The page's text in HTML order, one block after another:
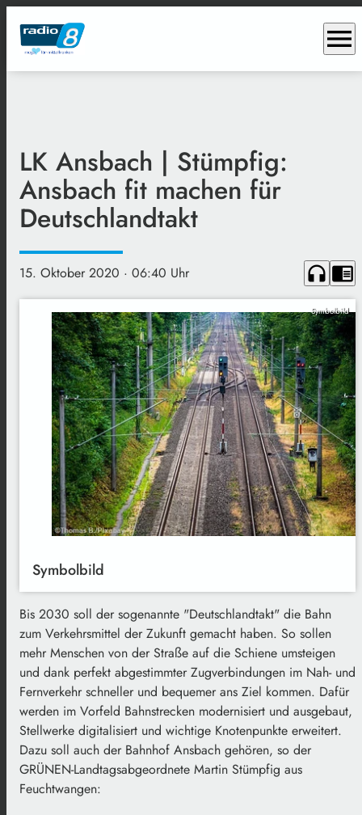
menu
LK Ansbach | Stümpfig:
Ansbach fit machen für
Deutschlandtakt
15. Oktober 2020 · 06:40 Uhr headphones chrome_reader_mode
Symbolbild
Symbolbild
Bis 2030 soll der sogenannte "Deutschlandtakt" die Bahn
zum Verkehrsmittel der Zukunft gemacht haben. So sollen
mehr Menschen von der Straße auf die Schiene umsteigen
und dank perfekt abgestimmter Zugverbindungen im Nah- und
Fernverkehr schneller und bequemer ans Ziel kommen. Dafür
werden im Vorfeld Bahnstrecken modernisiert und ausgebaut,
Stellwerke digitalisiert und wichtige Knotenpunkte erweitert.
Dazu soll auch der Bahnhof Ansbach gehören, so der
GRÜNEN-Landtagsabgeordnete Martin Stümpfig aus
Feuchtwangen: